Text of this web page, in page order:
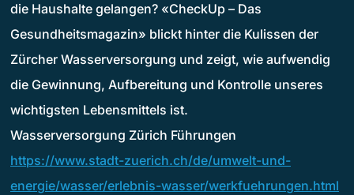
die Haushalte gelangen? «CheckUp – Das
Gesundheitsmagazin» blickt hinter die Kulissen der
Zürcher Wasserversorgung und zeigt, wie aufwendig
die Gewinnung, Aufbereitung und Kontrolle unseres
wichtigsten Lebensmittels ist.
Wasserversorgung Zürich Führungen
https://www.stadt-zuerich.ch/de/umwelt-und-
energie/wasser/erlebnis-wasser/werkfuehrungen.html